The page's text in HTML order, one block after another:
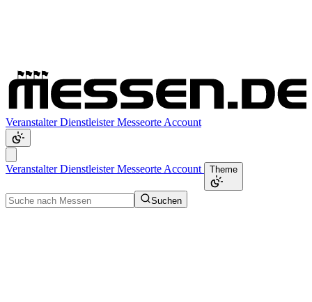
VeranstalterDienstleisterMesseorte Account
VeranstalterDienstleisterMesseorte Account Theme
Suchen